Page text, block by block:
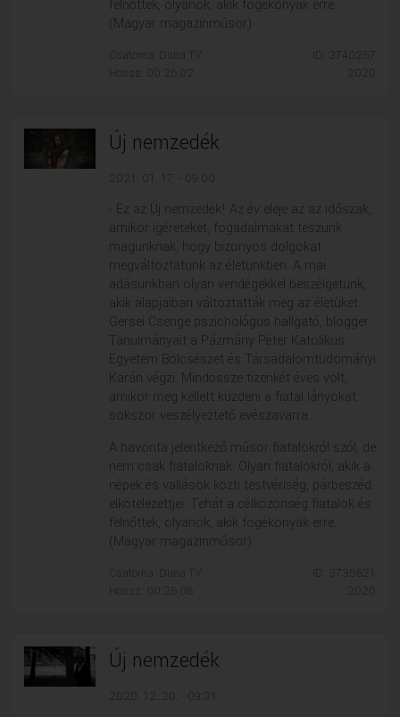
felnőttek, olyanok, akik fogékonyak erre.
(Magyar magazinműsor)
Csatorna: Duna TV
Hossz: 00:26:02
ID: 3740257
Új nemzedék
2021. 01. 17. - 09:00
- Ez az Új nemzedék! Az év eleje az az időszak,
amikor ígéreteket, fogadalmakat teszünk
magunknak, hogy bizonyos dolgokat
megváltoztatunk az életünkben. A mai
adásunkban olyan vendégekkel beszélgetünk,
akik alapjaiban változtatták meg az életüket.
Gersei Csenge pszichológus hallgató, blogger.
Tanulmányait a Pázmány Péter Katolikus
Egyetem Bölcsészet és Társadalomtudományi
Karán végzi. Mindössze tizenkét éves volt,
amikor meg kellett küzdeni a fiatal lányokat
sokszor veszélyeztető evészavarra...
A havonta jelentkező műsor fiatalokról szól, de
nem csak fiataloknak. Olyan fiatalokról, akik a
népek és vallások közti testvériség, párbeszéd
elkötelezettjei. Tehát a célközönség fiatalok és
felnőttek, olyanok, akik fogékonyak erre.
(Magyar magazinműsor)
Csatorna: Duna TV
Hossz: 00:26:06
ID: 3735621
Új nemzedék